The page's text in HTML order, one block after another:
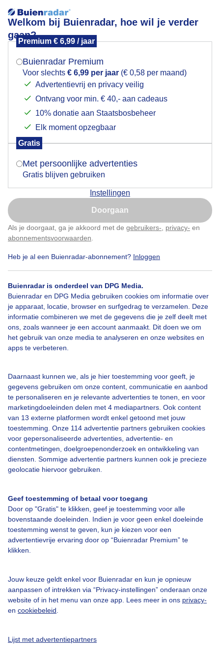
Welkom bij Buienradar, hoe wil je verder
gaan?
Premium € 6,99 / jaar
Buienradar Premium
Voor slechts € 6,99 per jaar (€ 0,58 per maand)
Advertentievrij en privacy veilig
Ontvang voor min. € 40,- aan cadeaus
10% donatie aan Staatsbosbeheer
Elk moment opzegbaar
Gratis
Met persoonlijke advertenties
Gratis blijven gebruiken
Instellingen
Doorgaan
Als je doorgaat, ga je akkoord met de gebruikers- privacy- en
abonnementsvoorwaarden
Heb je al een Buienradar-abonnement? Inloggen
Buienradar is onderdeel van DPG Media.
Buienradar en DPG Media gebruiken cookies om informatie over
je apparaat, locatie, browser en surfgedrag te verzamelen. Deze
informatie combineren we met de gegevens die je zelf deelt met
ons, zoals wanneer je een account aanmaakt. Dit doen we om
het gebruik van onze media te analyseren en onze websites en
apps te verbeteren.
Daarnaast kunnen we, als je hier toestemming voor geeft, je
gegevens gebruiken om onze content, communicatie en aanbod
te personaliseren en je relevante advertenties te tonen, en voor
marketingdoeleinden delen met 4 mediapartners. Ook content
van 13 externe platformen wordt enkel getoond met jouw
toestemming. Onze 114 advertentie partners gebruiken cookies
voor gepersonaliseerde advertenties, advertentie- en
contentmetingen, doelgroepenonderzoek en ontwikkeling van
diensten. Sommige advertentie partners kunnen ook je precieze
geolocatie hiervoor gebruiken.
Geef toestemming of betaal voor toegang
Door op "Gratis" te klikken, geef je toestemming voor alle
bovenstaande doeleinden. Indien je voor geen enkel doeleinde
toestemming wenst te geven, kun je kiezen voor een
advertentievrije ervaring door op “Buienradar Premium” te
klikken.
Jouw keuze geldt enkel voor Buienradar en kun je opnieuw
aanpassen of intrekken via “Privacy-instellingen” onderaan onze
website of in het menu van onze app. Lees meer in ons privacy-
en cookiebeleid
Lijst met advertentiepartners
dampend heuvelland
grijs/ regenachtig en dampen boven de boomtoppen
Regen Wolken
Bekijk slideshow
Een moment geduld aub...
Bedrijfsgegevens
Veelgestelde vragen
Contact
Adverteren
Buienradar Team
Cookie beleid
Mogen we je locatie gebruiken voor het
Indien je hier nog geen akkoord op hebt gegeven,
verschijnt er zo een pop-up uit je browser waarin
Is goed, toon de popup
Nu niet, misschien later
Klik hierom dit aan te passen